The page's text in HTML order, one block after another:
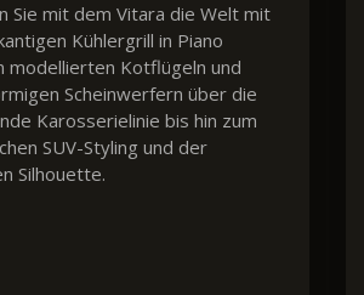
Sie mit dem Vitara die Welt mit
Kühlergrill in Piano
modellierten Kotflügeln und
Scheinwerfern über die
Karosserielinie bis hin zum
SUV-Styling und der
Silhouette.